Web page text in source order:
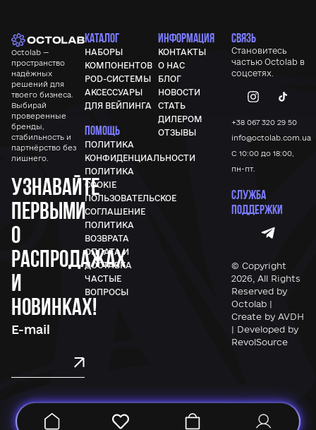
Octolab —
пространство
надёжных
решений для
твоего бизнеса.
Выбирай
проверенные
бренды,
стабильность и
партнёрство без
лишнего.
Узнавайте
первыми
о
распродажах
и
новинках!
КАТАЛОГ
НАБОРЫ
КОМПОНЕНТОВ
POD-СИСТЕМЫ
АКСЕССУАРЫ
ДЛЯ ВЕЙПИНГА
ПОМОЩЬ
ПОЛИТИКА
КОНФИДЕНЦИАЛЬНОСТИ
ПОЛИТИКА
COOKIE
ПОЛЬЗОВАТЕЛЬСКОЕ
СОГЛАШЕНИЕ
ПОЛИТИКА
ВОЗВРАТА
ОПЛАТА И
ДОСТАВКА
ЧАСТЫЕ
ВОПРОСЫ
ИНФОРМАЦИЯ
КОНТАКТЫ
О НАС
БЛОГ
НОВОСТИ
СТАТЬ
ДИЛЕРОМ
ОТЗЫВЫ
СВЯЗЬ
Становитесь
частью Octolab в
соцсетях.
+38 067 320 29 50
info@octolab.com.ua
С 10:00 до 18:00,
пн-пт.
СЛУЖБА
ПОДДЕРЖКИ
© Copyright
2026, All Rights
Reserved by
Octolab |
Create by AVDH
| Developed by
RevolSource